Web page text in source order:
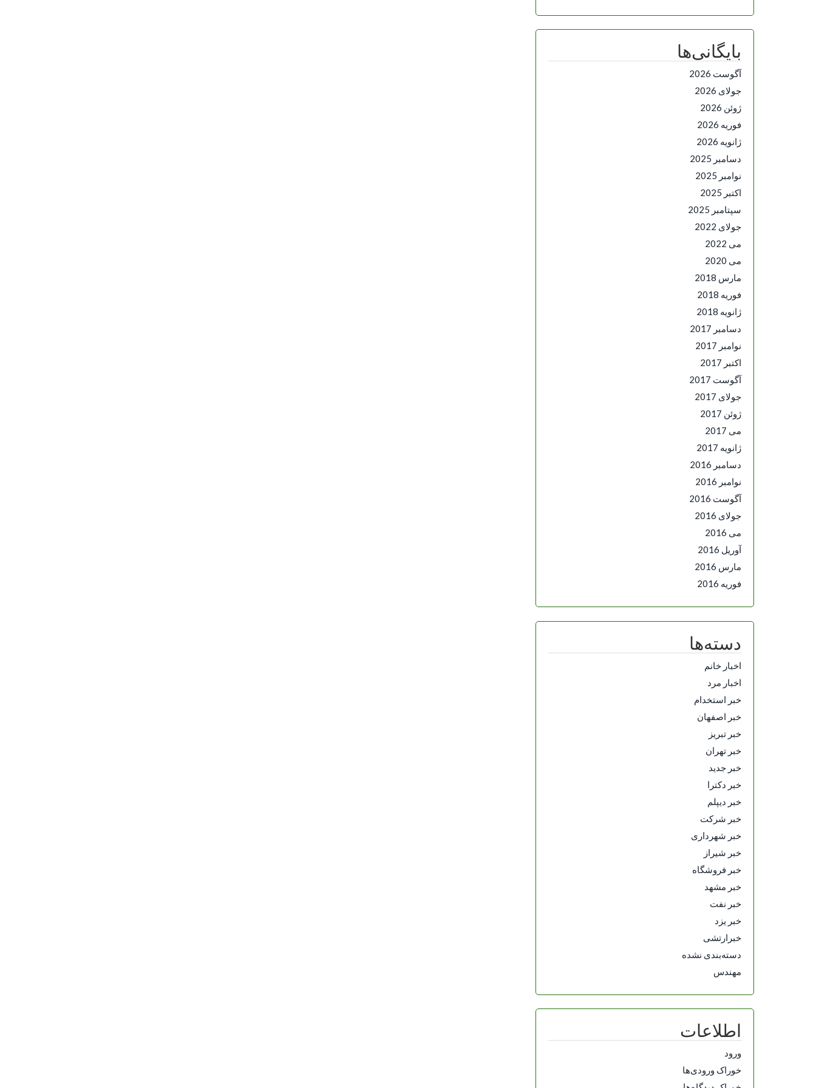
بایگانی‌ها
آگوست 2026
جولای 2026
ژوئن 2026
فوریه 2026
ژانویه 2026
دسامبر 2025
نوامبر 2025
اکتبر 2025
سپتامبر 2025
جولای 2022
می 2022
می 2020
مارس 2018
فوریه 2018
ژانویه 2018
دسامبر 2017
نوامبر 2017
اکتبر 2017
آگوست 2017
جولای 2017
ژوئن 2017
می 2017
ژانویه 2017
دسامبر 2016
نوامبر 2016
آگوست 2016
جولای 2016
می 2016
آوریل 2016
مارس 2016
فوریه 2016
دسته‌ها
اخبار خانم
اخبار مرد
خبر استخدام
خبر اصفهان
خبر تبریز
خبر تهران
خبر جدید
خبر دکترا
خبر دیپلم
خبر شرکت
خبر شهرداری
خبر شیراز
خبر فروشگاه
خبر مشهد
خبر نفت
خبر یزد
خبرارتشی
دسته‌بندی نشده
مهندس
اطلاعات
ورود
خوراک ورودی‌ها